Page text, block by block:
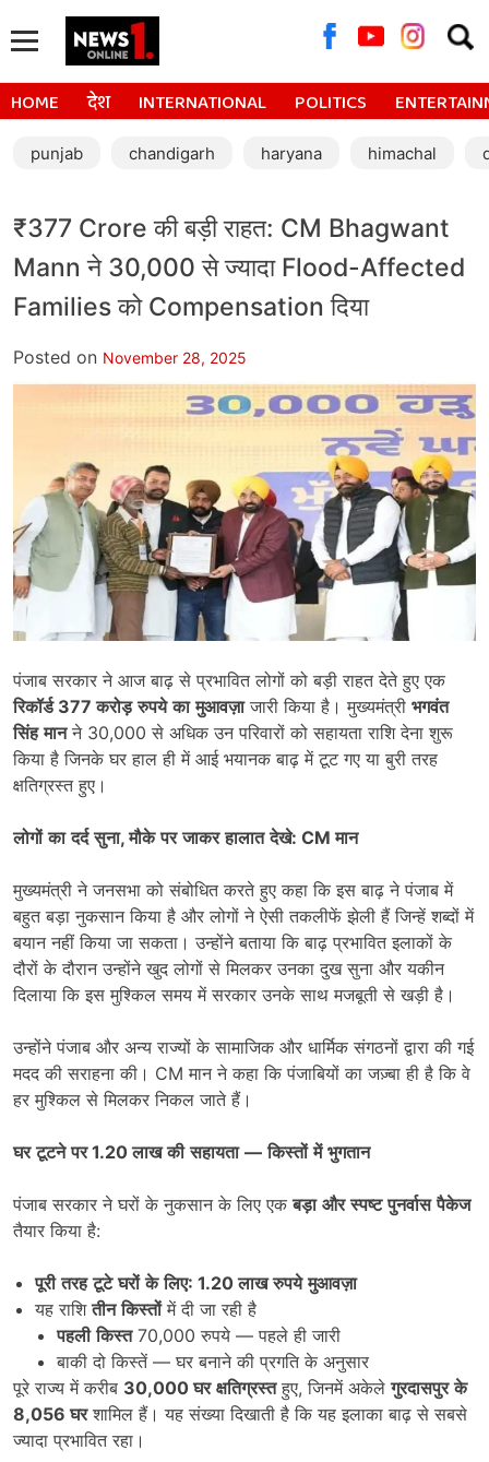
for:
HOME देश INTERNATIONAL POLITICS
punjab chandigarh haryana himachal
₹377 Crore की बड़ी राहत: CM Bhagwant
Mann ने 30,000 से ज्यादा Flood-Affected
Families को Compensation दिया
Posted on November 28, 2025
पंजाब सरकार ने आज बाढ़ से प्रभावित लोगों को बड़ी राहत देते हुए एक
रिकॉर्ड377करोड़ रुपये का मुआवज़ाजारी किया है। मुख्यमंत्री भगवंत
सिंह मानने 30,000 से अधिक उन परिवारों को सहायता राशि देना शुरू
किया है जिनके घर हाल ही में आई भयानक बाढ़ में टूट गए या बुरी तरह
क्षतिग्रस्त हुए।
लोगों का दर्द सुना,मौके पर जाकर हालात देखे: CMमान
मुख्यमंत्री ने जनसभा को संबोधित करते हुए कहा कि इस बाढ़ ने पंजाब में
बहुत बड़ा नुकसान किया है और लोगों ने ऐसी तकलीफें झेली हैं जिन्हें शब्दों में
बयान नहीं किया जा सकता। उन्होंने बताया कि बाढ़ प्रभावित इलाकों के
दौरों के दौरान उन्होंने खुद लोगों से मिलकर उनका दुख सुना और यकीन
दिलाया कि इस मुश्किल समय में सरकार उनके साथ मजबूती से खड़ी है।
उन्होंने पंजाब और अन्य राज्यों के सामाजिक और धार्मिक संगठनों द्वारा की गई
मदद की सराहना की। CM मान ने कहा कि पंजाबियों का जज़्बा ही है कि वे
हर मुश्किल से मिलकर निकल जाते हैं।
घर टूटने पर1.20लाख की सहायता — किस्तों में भुगतान
पंजाब सरकार ने घरों के नुकसान के लिए एकबड़ा और स्पष्ट पुनर्वास पैकेज
तैयार किया है:
पूरी तरह टूटे घरों के लिए: 1.20लाख रुपये मुआवज़ा
यह राशितीन किस्तोंमें दी जा रही है
पहली किस्त70,000 रुपये — पहले ही जारी
बाकी दो किस्तें — घर बनाने की प्रगति के अनुसार
पूरे राज्य में करीब 30,000घर क्षतिग्रस्तहुए, जिनमें अकेलेगुरदासपुर के
8,056घरशामिल हैं। यह संख्या दिखाती है कि यह इलाका बाढ़ से सबसे
ज्यादा प्रभावित रहा।